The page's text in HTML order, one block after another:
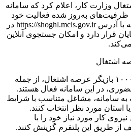
وزارت کار، اعلام کرد که سامانه
ظرفیت‌های به‌روز شده فعالیت خود
را آغاز کرده است. این سامانه با آدرس https://shoghl.mcls.gov.ir در
قرار دارد و امکان جستجوی آنلاین
اشتغال
حسینی اظهار داشت: حدود ۱۰۰۰ بازیگر عرصه اشتغال، از جمله
در این سامانه فعال هستند.
به سامانه، مشاغل متناسب با شرایط
استان مورد نظر انتخاب کنند.
کار مورد نیاز خود را با
طریق این پلتفرم گزینش کنند.